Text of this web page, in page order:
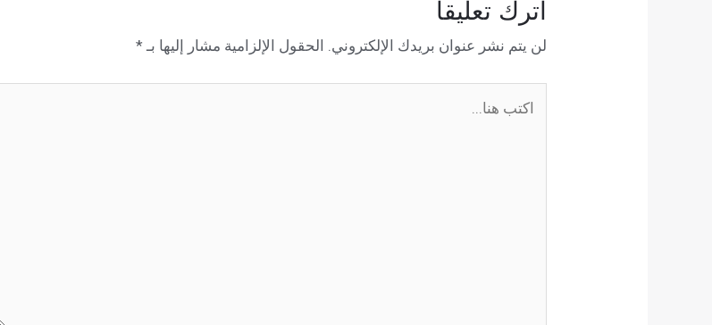
اترك تعليقاً
لن يتم نشر عنوان بريدك الإلكتروني. الحقول الإلزامية مشار إليها بـ *